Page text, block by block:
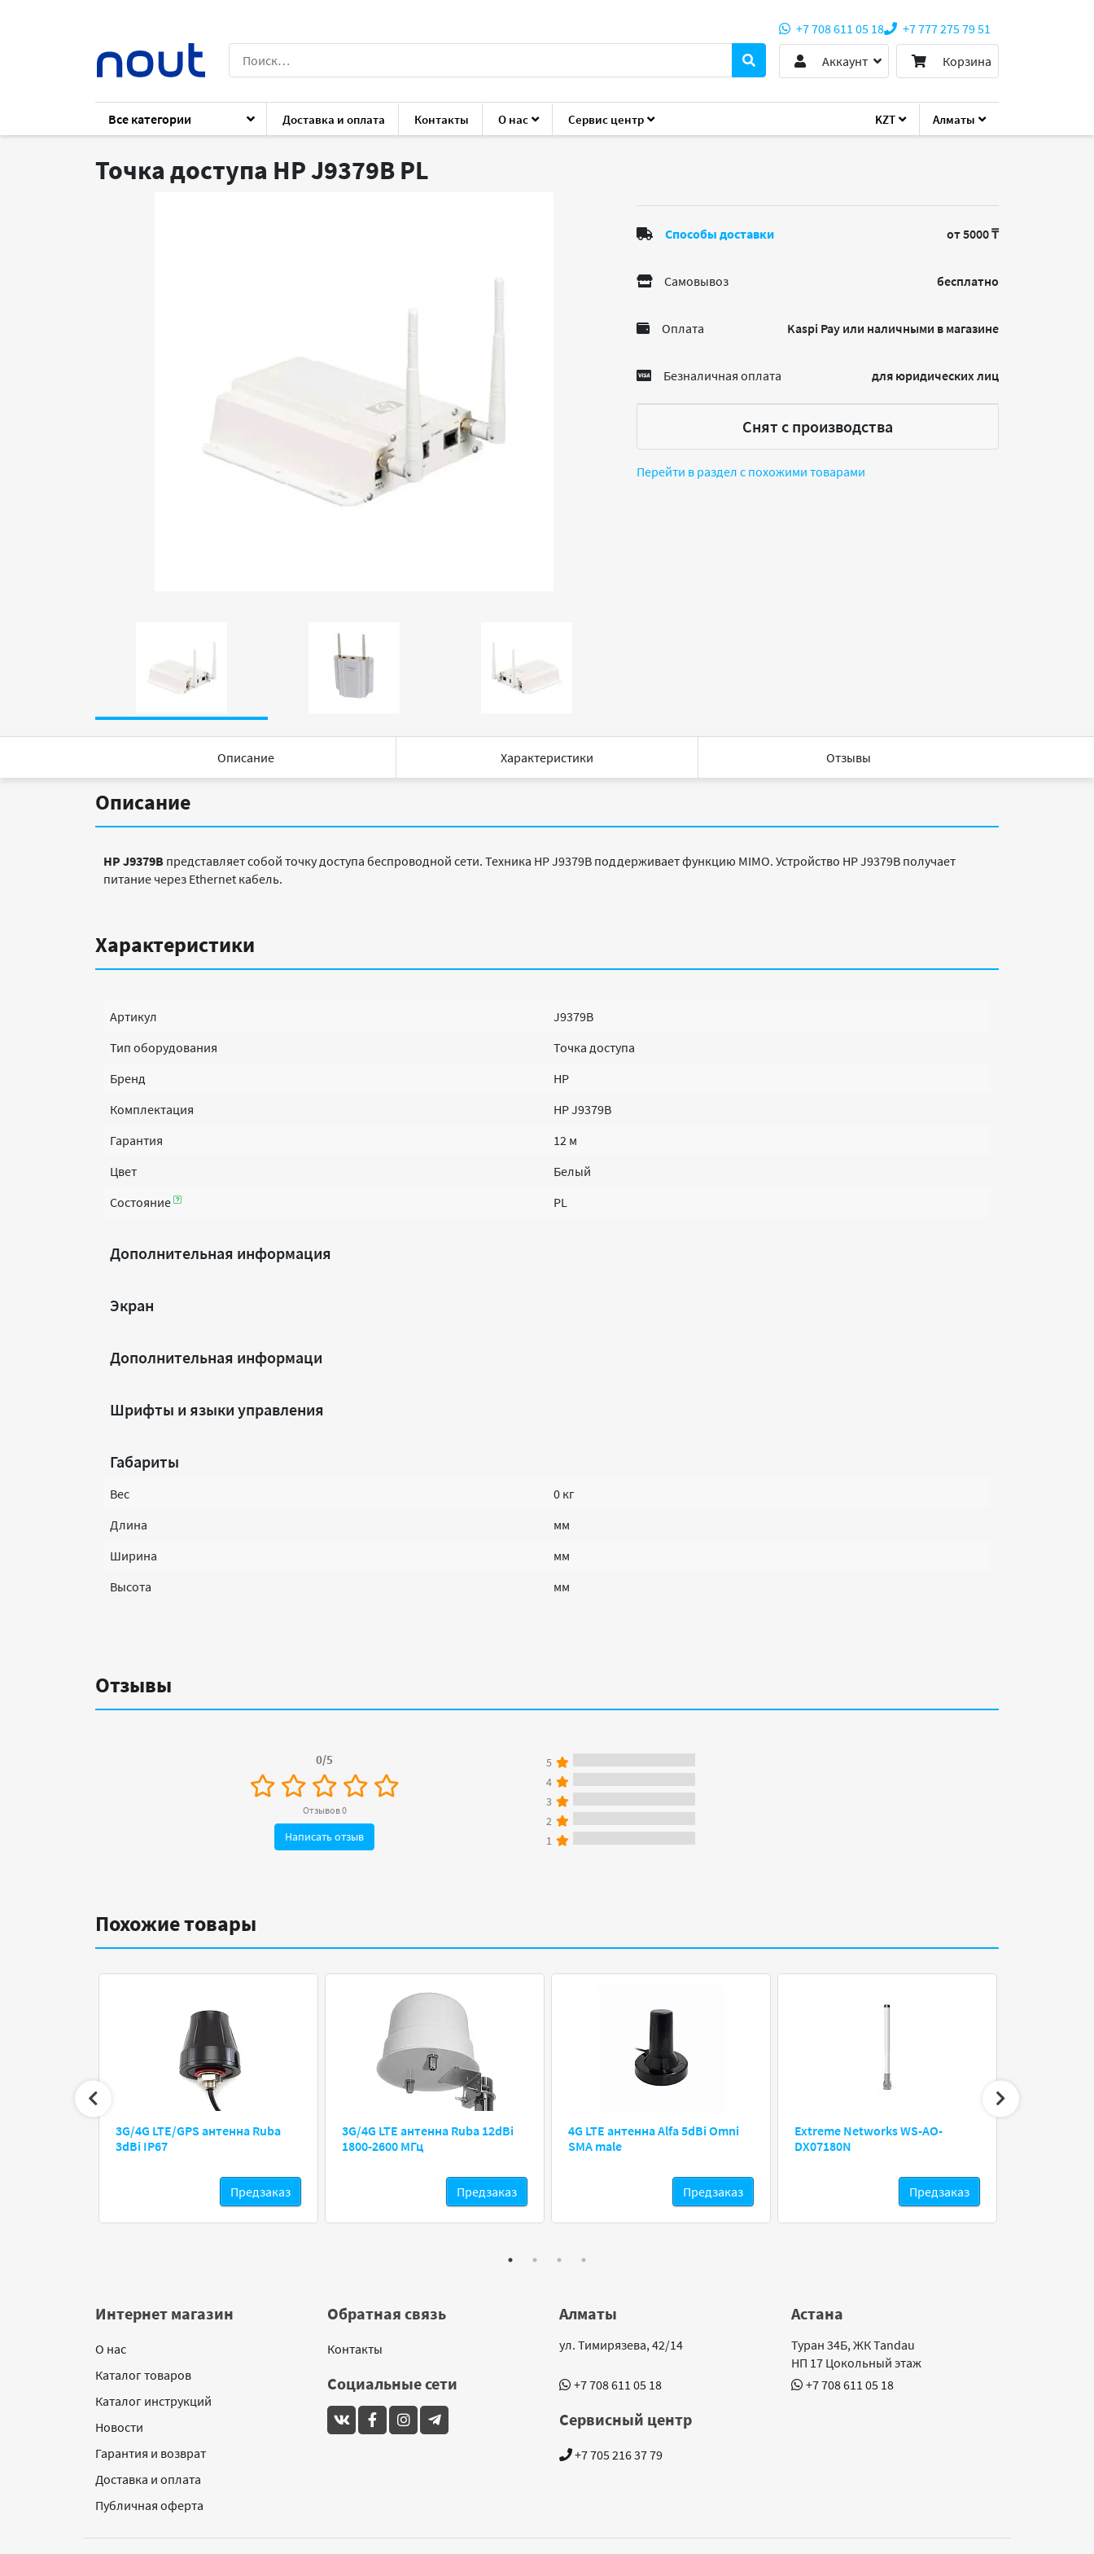
KZT Алматы
+7 708 611 05 18
+7 777 275 79 51
Аккаунт
Корзина
Все категории Доставка и оплата Контакты О нас Сервис центр
Каталог 3G/4G Антенны HP J9379B
Точка доступа HP J9379B PL
Способы доставки от 5000 ₸
Самовывоз бесплатно
Оплата Kaspi Pay или наличными в магазине
Безналичная оплата для юридических лиц
Снят с производства
Перейти в раздел с похожими товарами
Описание Характеристики Отзывы
Описание
HP J9379B представляет собой точку доступа беспроводной сети. Техника HP J9379B поддерживает функцию MIMO. Устройство HP J9379B получает
питание через Ethernet кабель.
Характеристики
Артикул
J9379B
Тип оборудования
Точка доступа
Бренд
HP
Комплектация
HP J9379B
Гарантия
12 м
Цвет
Белый
Состояние
PL
Дополнительная информация
Экран
Дополнительная информаци
Шрифты и языки управления
Габариты
Вес
0 кг
Длина
мм
Ширина
мм
Высота
мм
Отзывы
0/5
Отзывов 0
Написать отзыв
5
4
3
2
1
Похожие товары
3G/4G LTE/GPS антенна Ruba
3dBi IP67
Предзаказ
3G/4G LTE антенна Ruba 12dBi
1800-2600 МГц
Предзаказ
4G LTE антенна Alfa 5dBi Omni
SMA male
Предзаказ
Extreme Networks WS-AO-
DX07180N
Предзаказ
Интернет магазин
О нас
Каталог товаров
Каталог инструкций
Новости
Гарантия и возврат
Доставка и оплата
Публичная оферта
Обратная связь
Контакты
Социальные сети
Алматы
ул. Тимирязева, 42/14
+7 708 611 05 18
Астана
Туран 34Б, ЖК Tandau
НП 17 Цокольный этаж
+7 708 611 05 18
Сервисный центр
+7 705 216 37 79